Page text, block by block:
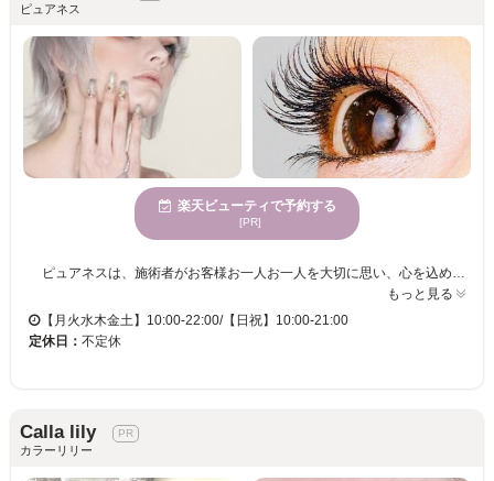
ピュアネス
楽天ビューティで予約する
[PR]
ピュアネスは、施術者がお客様お一人お一人を大切に思い、心を込めてお迎えする、穏やかな雰囲気のサロンです。ご予約は一組様限りとなっており、お子様やお友達、新郎新婦、カップル同伴でもゆっくりとお過ごし頂けます。 美容師国家管理免許や日本アイリストの資格、アロマセラピー、ネイルなどの豊富な資格を持ち、安心・安全な技術とアフターフォローで理想のお姿へと導きます。幅広い年齢層の方に向けたサービスが充実しているPURENESSで、心身が休まるひと時をお楽しみ下さい。お客様にとって特別な時間を提供します。 豊富なメイクアップ経験者が施術をします。特にウエディングメニューが豊富なサロンですので、ウエディング用のまつ毛エクステやアイブロウをはじめとしたトータルビューティーを提供しています。 当店はフェイスエステもありますので、まつ毛施術中に同時にお肌も綺麗にして頂けます！お忙しい方にも是非お勧めです! 【支払方法】PayPay, RPay, auPay 利用可 【備考】※クレジットカード支払い。
もっと見る
【月火水木金土】10:00-22:00/【日祝】10:00-21:00
定休日： 不定休
Calla lily
カラーリリー